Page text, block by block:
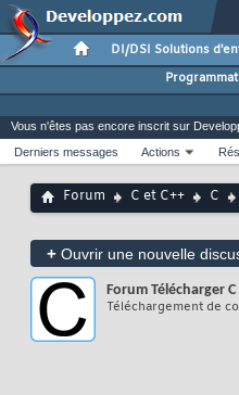
DI/DSI Solutions
Vous n'êtes pas encore inscrit sur
Derniers messages
Actions
Forum C et C++ C
+ Ouvrir une nouvelle
Forum Télécharger C
Téléchargement de